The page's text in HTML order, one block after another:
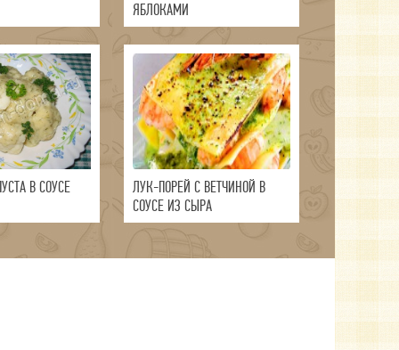
ЯБЛОКАМИ
В СОУСЕ
ЛУК-ПОРЕЙ С ВЕТЧИНОЙ В
СОУСЕ ИЗ СЫРА